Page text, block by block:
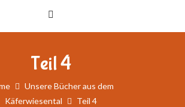
Teil 4
Unsere Bücher aus dem
Käferwiesental
Teil 4